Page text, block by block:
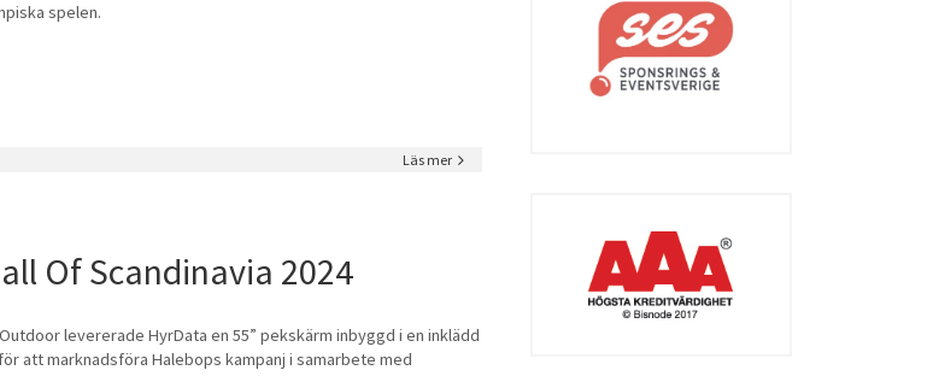
spelen.
Läs mer
Of Scandinavia 2024
levererade HyrData en 55” pekskärm inbyggd i en inklädd
att marknadsföra Halebops kampanj i samarbete med